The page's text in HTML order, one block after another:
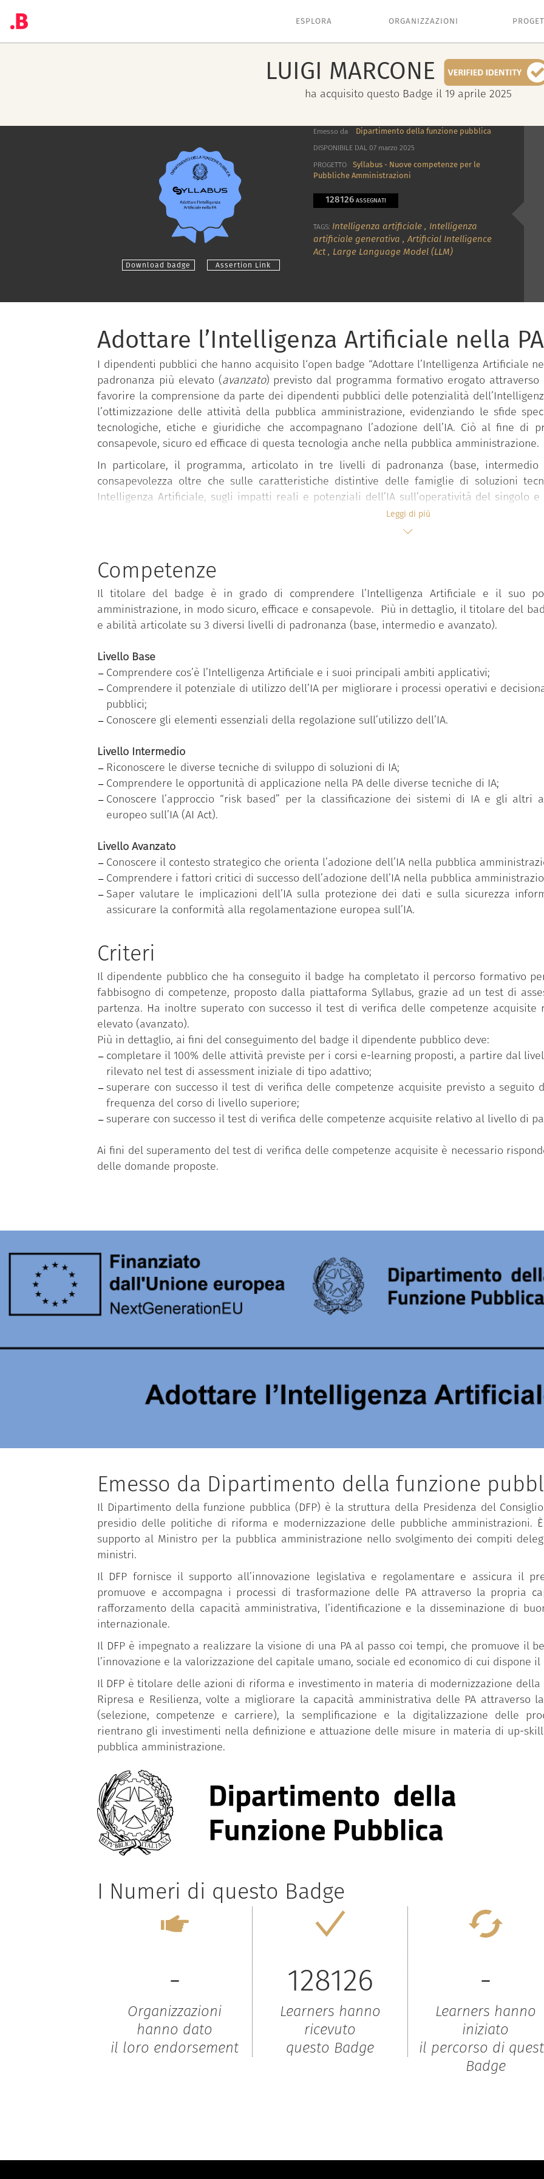
ESPLORA ORGANIZZAZIONI
LUIGI MARCONE
ha acquisito questo Badge il 19 aprile 2025
Download badge Assertion Link
Emesso da Dipartimento della funzione pubblica
DISPONIBILE DAL 07 marzo 2025
PROGETTO
Syllabus - Nuove competenze per le
Pubbliche Amministrazioni
128126 ASSEGNATI
TAGS: Intelligenza artificiale , Intelligenza
artificiale generativa ,Artificial Intelligence
Act , Large Language Model (LLM)
Adottare l’Intelligenza Artificiale nella PA
I dipendenti pubblici che hanno acquisito l‘open badge “Adottare l’Intelligenza Artificiale
padronanza più elevato (avanzato) previsto dal programma formativo erogato
favorire la comprensione da parte dei dipendenti pubblici delle potenzialità
l’ottimizzazione delle attività della pubblica amministrazione, evidenziando le sfide
tecnologiche, etiche e giuridiche che accompagnano l’adozione dell’IA. Ciò al fine di
consapevole, sicuro ed efficace di questa tecnologia anche nella pubblica amministrazione.
In particolare, il programma, articolato in tre livelli di padronanza (base,
consapevolezza oltre che sulle caratteristiche distintive delle famiglie di soluzioni
Intelligenza Artificiale, sugli impatti reali e potenziali dell’IA sull’operatività del singolo
per poi arrivare, nel livello avanzato, ad inquadrare agli aspetti strategici, tecnologici e
Direttiva del Ministro per la Pubblica Amministrazione del 14 gennaio 2025 “Valorizzazione
pubblico attraverso la formazione. Principi, obiettivi e strumenti,” quale competenza
sviluppo di tale competenza, pertanto, dovrebbe essere promosso da tutte le
definizione e il monitoraggio di specifici obiettivi di performance individuali.
Il dipendente pubblico che ha conseguito il badge ha partecipato al percorso formativo
fabbisogno di competenze individuale rilevato, attraverso un test di assessment iniziale,
verifica delle competenze acquisite relativo al livello di padronanza più elevato (avanzato).
Il programma è parte delle iniziative formative promosse sulla piattaforma“Syllabus –
Amministrazioni”
promuovere e attuare i processi di trasformazione digitale delle pubbliche
Presidenza del Consiglio dei ministri, è stato realizzato da Fastweb Digital Academy
Comitato scientifico multidisciplinarenominato dal Dipartimento della funzione pubblica.
Leggi di più
Competenze
Il titolare del badge è in grado di comprendere l’Intelligenza Artificiale e il suo
amministrazione, in modo sicuro, efficace e consapevole. Più in dettaglio, il titolare del
e abilità articolate su 3 diversi livelli di padronanza (base, intermedio e avanzato).
Livello Base
Comprendere cos’è l’Intelligenza Artificiale e i suoi principali ambiti applicativi;
Comprendere il potenziale di utilizzo dell’IA per migliorare i processi operativi e
pubblici;
Conoscere gli elementi essenziali della regolazione sull’utilizzo dell’IA.
Livello Intermedio
Riconoscere le diverse tecniche di sviluppo di soluzioni di IA;
Comprendere le opportunità di applicazione nella PA delle diverse tecniche di IA;
Conoscere l’approccio “risk based” per la classificazione dei sistemi di IA e gli altri
europeo sull’IA (AI Act).
Livello Avanzato
Conoscere il contesto strategico che orienta l’adozione dell’IA nella pubblica
Comprendere i fattori critici di successo dell’adozione dell’IA nella pubblica
Saper valutare le implicazioni dell’IA sulla protezione dei dati e sulla sicurezza
assicurare la conformità alla regolamentazione europea sull’IA.
Criteri
Il dipendente pubblico che ha conseguito il badge ha completato il percorso formativo
fabbisogno di competenze, proposto dalla piattaforma Syllabus, grazie ad un test di
partenza. Ha inoltre superato con successo il test di verifica delle competenze
elevato (avanzato).
Più in dettaglio, ai fini del conseguimento del badge il dipendente pubblico deve:
completare il 100% delle attività previste per i corsi e-learning proposti, a partire dal
rilevato nel test di assessment iniziale di tipo adattivo;
superare con successo il test di verifica delle competenze acquisite previsto a seguito
frequenza del corso di livello superiore;
superare con successo il test di verifica delle competenze acquisite relativo al livello di
Ai fini del superamento del test di verifica delle competenze acquisite è necessario
delle domande proposte.
Emesso da Dipartimento della funzione
Il Dipartimento della funzione pubblica (DFP) è la struttura della Presidenza del
presidio delle politiche di riforma e modernizzazione delle pubbliche amministrazioni.
supporto al Ministro per la pubblica amministrazione nello svolgimento dei compiti
ministri.
Il DFP fornisce il supporto all’innovazione legislativa e regolamentare e assicura il
promuove e accompagna i processi di trasformazione delle PA attraverso la propria
rafforzamento della capacità amministrativa, l’identificazione e la disseminazione di
internazionale.
Il DFP è impegnato a realizzare la visione di una PA al passo coi tempi, che promuove il
l’innovazione e la valorizzazione del capitale umano, sociale ed economico di cui dispone il
Il DFP è titolare delle azioni di riforma e investimento in materia di modernizzazione della
Ripresa e Resilienza, volte a migliorare la capacità amministrativa delle PA attraverso
(selezione, competenze e carriere), la semplificazione e la digitalizzazione delle
rientrano gli investimenti nella definizione e attuazione delle misure in materia di up-
pubblica amministrazione.
I Numeri di questo Badge
-
Organizzazioni
hanno dato
il loro endorsement
128126
Learners hanno
ricevuto
questo Badge
-
Learners hanno
iniziato
il percorso di
Badge